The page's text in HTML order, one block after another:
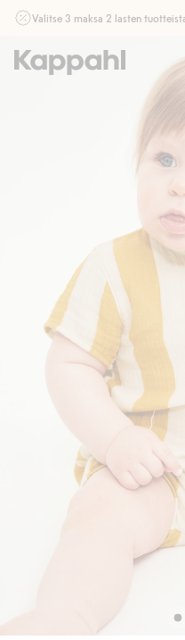
Valitse 3 maksa 2 lasten
myymälässä ja verkossa. Ei voi